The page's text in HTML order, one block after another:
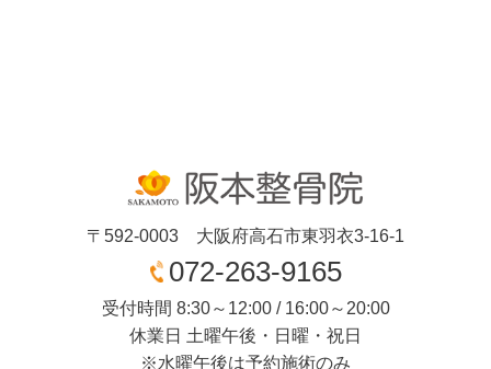
〒592-0003 大阪府高石市東羽衣3-16-1
072-263-9165
受付時間 8:30～12:00 / 16:00～20:00
休業日 土曜午後・日曜・祝日
※水曜午後は予約施術のみ